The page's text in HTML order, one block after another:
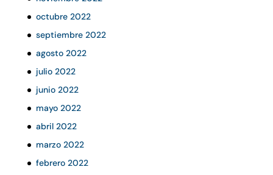
octubre 2022
septiembre 2022
agosto 2022
julio 2022
junio 2022
mayo 2022
abril 2022
marzo 2022
febrero 2022